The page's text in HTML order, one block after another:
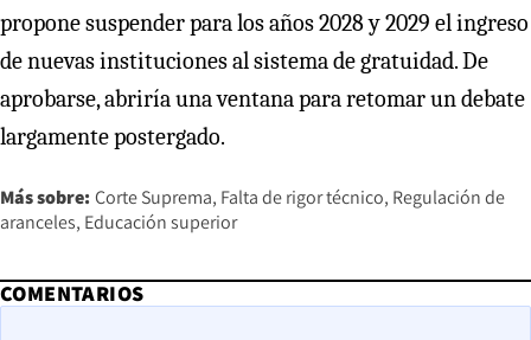
propone suspender para los años 2028 y 2029 el ingreso
de nuevas instituciones al sistema de gratuidad. De
aprobarse, abriría una ventana para retomar un debate
largamente postergado.
Más sobre: Corte Suprema Falta de rigor técnico Regulación de
aranceles Educación superior
COMENTARIOS